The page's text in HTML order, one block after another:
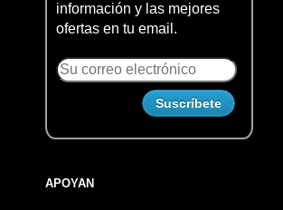
información y las mejores
ofertas en tu email.
APOYAN